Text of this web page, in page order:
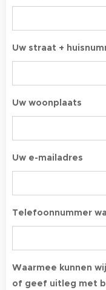
Uw straat +
Uw woonplaats
Uw e-mailadres
Telefoonnummer
Waarmee kunnen
of geef uitleg met